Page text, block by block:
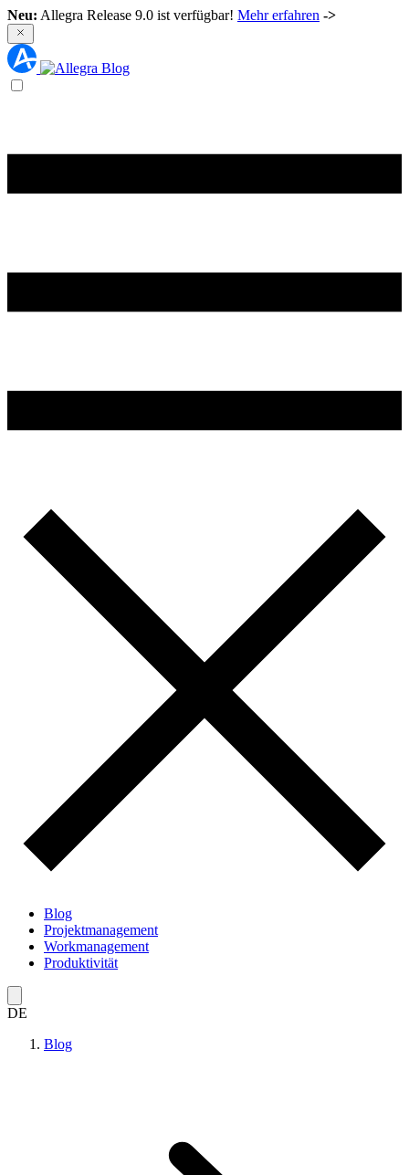
Neu: Allegra Release 9.0 ist verfügbar! Mehr erfahren ->
Blog
Projektmanagement
Workmanagement
Produktivität
DE
Blog